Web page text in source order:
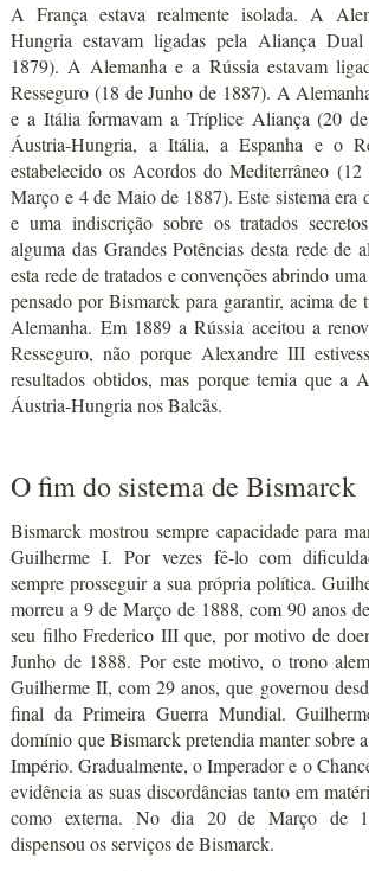
A França estava realmente isolada. A
Hungria estavam ligadas pela Aliança
1879). A Alemanha e a Rússia estavam
Resseguro (18 de Junho de 1887). A
e a Itália formavam a Tríplice Aliança (20
Áustria-Hungria, a Itália, a Espanha e o
estabelecido os Acordos do Mediterrâneo
Março e 4 de Maio de 1887). Este sistema era
e uma indiscrição sobre os tratados
alguma das Grandes Potências desta rede de
esta rede de tratados e convenções abrindo
pensado por Bismarck para garantir, acima de
Alemanha. Em 1889 a Rússia aceitou a
Resseguro, não porque Alexandre III
resultados obtidos, mas porque temia que a
Áustria-Hungria nos Balcãs.
O fim do sistema de Bismarck
Bismarck mostrou sempre capacidade para
Guilherme I. Por vezes fê-lo com
sempre prosseguir a sua própria política.
morreu a 9 de Março de 1888, com 90 anos
seu filho Frederico III que, por motivo de
Junho de 1888. Por este motivo, o trono
Guilherme II, com 29 anos, que governou
final da Primeira Guerra Mundial.
domínio que Bismarck pretendia manter sobre
Império. Gradualmente, o Imperador e o
evidência as suas discordâncias tanto em
como externa. No dia 20 de Março de
dispensou os serviços de Bismarck.